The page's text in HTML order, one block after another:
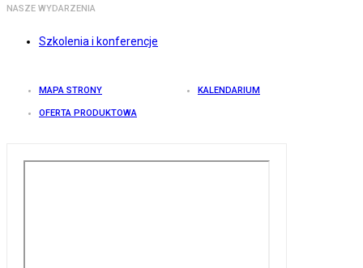
NASZE WYDARZENIA
Szkolenia i konferencje
MAPA STRONY KALENDARIUM
OFERTA PRODUKTOWA